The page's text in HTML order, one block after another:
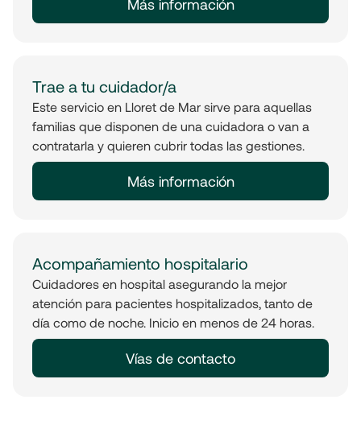
Más información
Trae a tu cuidador/a
Este servicio en Lloret de Mar sirve para aquellas
familias que disponen de una cuidadora o van a
contratarla y quieren cubrir todas las gestiones.
Más información
Acompañamiento hospitalario
Cuidadores en hospital asegurando la mejor
atención para pacientes hospitalizados, tanto de
día como de noche. Inicio en menos de 24 horas.
Vías de contacto